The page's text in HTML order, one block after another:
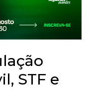
STF e